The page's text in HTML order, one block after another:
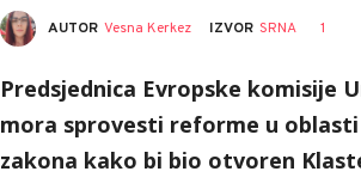
AUTOR Vesna Kerkez IZVOR SRNA 1
Predsjednica Evropske komisije
mora sprovesti reforme u
zakona kako bi bio otvoren